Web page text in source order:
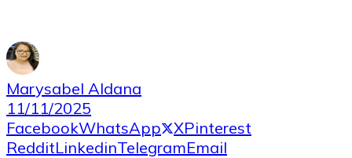
Marysabel Aldana
11/11/2025
FacebookWhatsApp XPinterest
RedditLinkedinTelegramEmail